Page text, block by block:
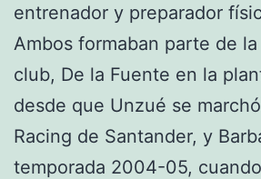
entrenador y preparador
Ambos formaban parte de
club, De la Fuente en la
desde que Unzué se
Racing de Santander, y
temporada 2004-05,